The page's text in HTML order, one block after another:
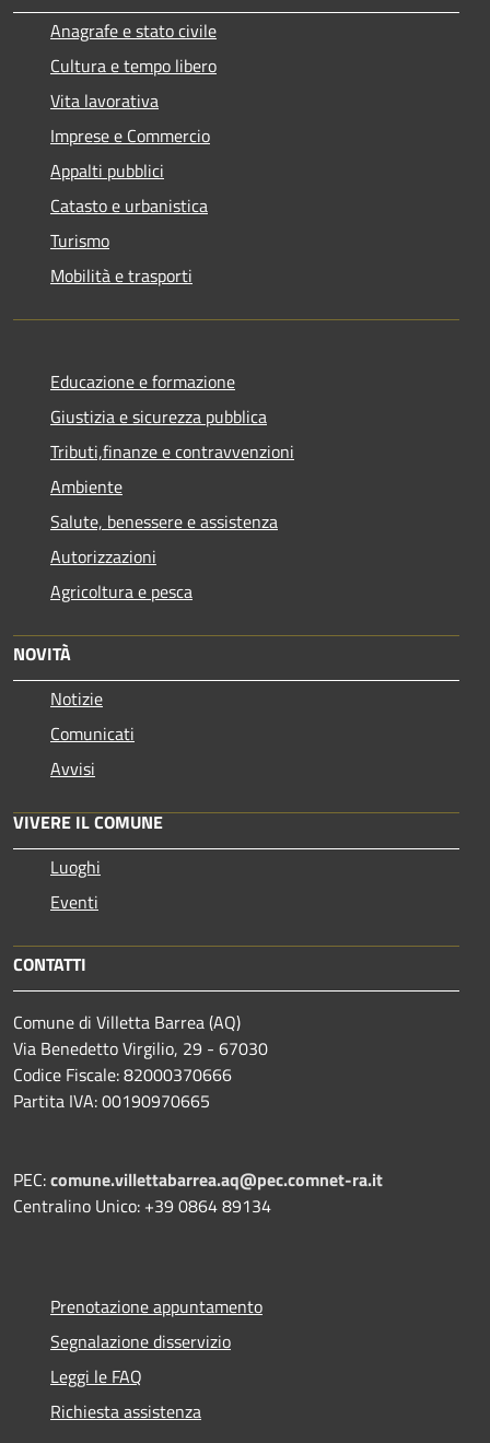
Anagrafe e stato civile
Cultura e tempo libero
Vita lavorativa
Imprese e Commercio
Appalti pubblici
Catasto e urbanistica
Turismo
Mobilità e trasporti
Educazione e formazione
Giustizia e sicurezza pubblica
Tributi,finanze e contravvenzioni
Ambiente
Salute, benessere e assistenza
Autorizzazioni
Agricoltura e pesca
NOVITÀ
Notizie
Comunicati
Avvisi
VIVERE IL COMUNE
Luoghi
Eventi
CONTATTI
Comune di Villetta Barrea (AQ)
Via Benedetto Virgilio, 29 - 67030
Codice Fiscale: 82000370666
Partita IVA: 00190970665
PEC:comune.villettabarrea.aq@pec.comnet-ra.it
Centralino Unico: +39 0864 89134
Prenotazione appuntamento
Segnalazione disservizio
Leggi le FAQ
Richiesta assistenza